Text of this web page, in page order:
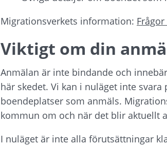
Migrationsverkets information:
Viktigt om din
Anmälan är inte bindande och
här skedet. Vi kan i nuläget inte
boendeplatser som anmäls.
kommun om och när det blir aktuellt
I nuläget är inte alla förutsättningar